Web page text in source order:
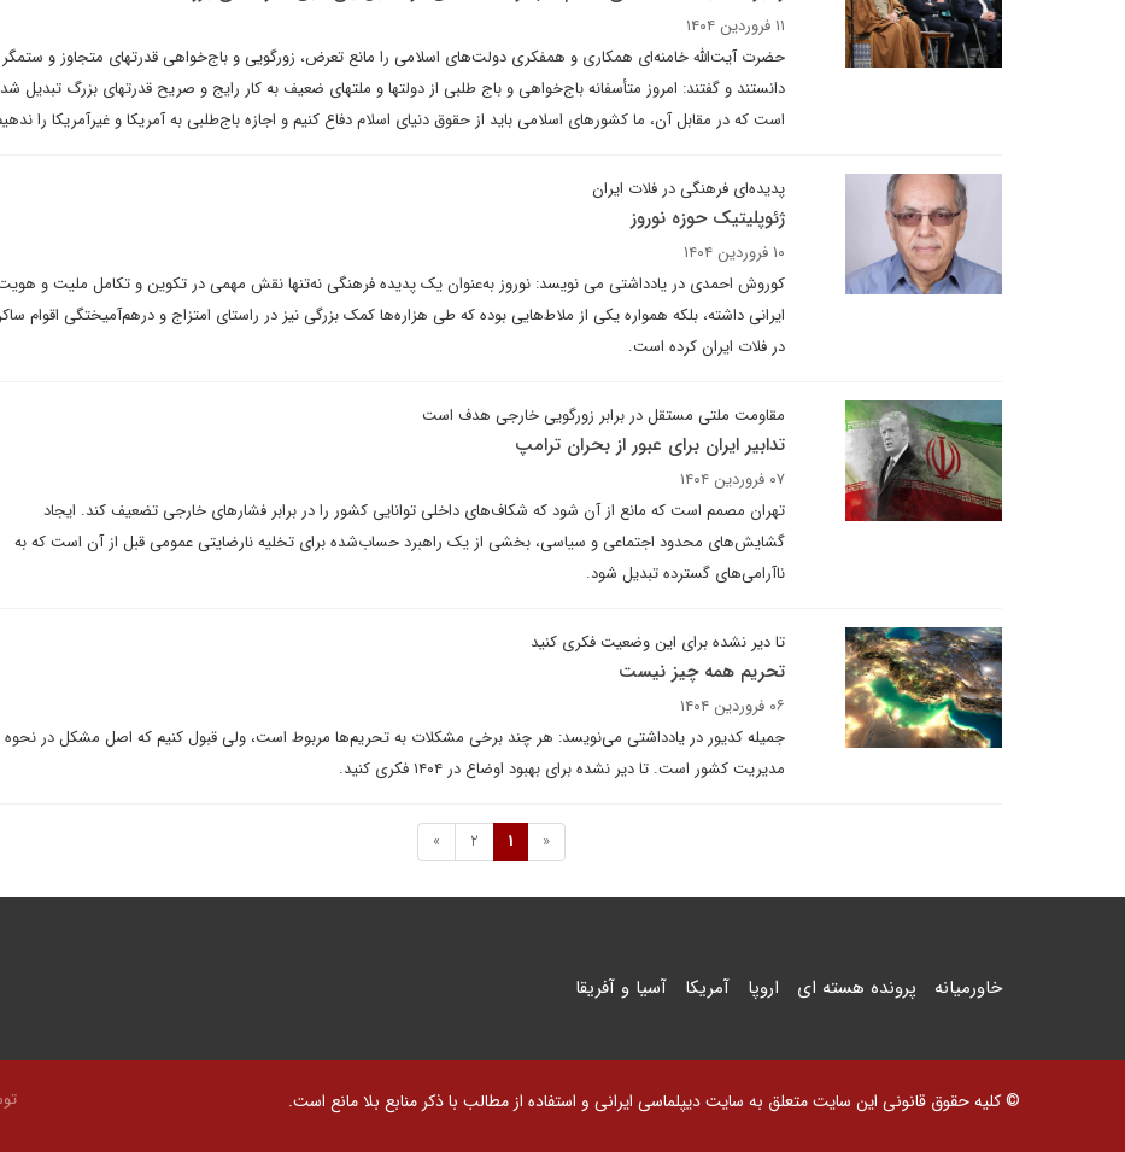
۱۱ فروردین ۱۴۰۴
حضرت آیت‌الله خامنه‌ای همکاری و همفکری دولت‌های اسلامی را مانع تعرض، زورگویی و باج‌خواهی قدرتهای متجاوز و ستمگر
دانستند و گفتند: امروز متأسفانه باج‌خواهی و باج طلبی از دولتها و ملتهای ضعیف به کار رایج و صریح قدرتهای بزرگ تبدیل
است که در مقابل آن، ما کشورهای اسلامی باید از حقوق دنیای اسلام دفاع کنیم و اجازه باج‌طلبی به آمریکا و غیرآمریکا را
پدیده‌ای فرهنگی در فلات ایران
ژئوپلیتیک حوزه نوروز
۱۰ فروردین ۱۴۰۴
کوروش احمدی در یادداشتی می نویسد: نوروز به‌عنوان یک پدیده فرهنگی نه‌تنها نقش مهمی در تکوین و تکامل ملیت و
ایرانی داشته، بلکه همواره یکی از ملاط‌هایی بوده که طی هزاره‌ها کمک بزرگی نیز در راستای امتزاج و درهم‌آمیختگی اقوام
در فلات ایران کرده است.
مقاومت ملتی مستقل در برابر زورگویی خارجی هدف است
تدابیر ایران برای عبور از بحران ترامپ
۰۷ فروردین ۱۴۰۴
تهران مصمم است که مانع از آن شود که شکاف‌های داخلی توانایی کشور را در برابر فشارهای خارجی تضعیف کند. ایجاد
گشایش‌های محدود اجتماعی و سیاسی، بخشی از یک راهبرد حساب‌شده برای تخلیه نارضایتی عمومی قبل از آن است که به
ناآرامی‌های گسترده تبدیل شود.
تا دیر نشده برای این وضعیت فکری کنید
تحریم همه چیز نیست
۰۶ فروردین ۱۴۰۴
جمیله کدیور در یادداشتی می‌نویسد: هر چند برخی مشکلات به تحریم‌ها مربوط است، ولی قبول کنیم که اصل مشکل در نحوه
مدیریت کشور است. تا دیر نشده برای بهبود اوضاع در ۱۴۰۴ فکری کنید.
«
1
2
»
خاورمیانه پرونده هسته ای اروپا آمریکا آسیا و آفریقا
© کلیه حقوق قانونی این سایت متعلق به سایت دیپلماسی ایرانی و استفاده از مطالب با ذکر منابع بلا مانع است.